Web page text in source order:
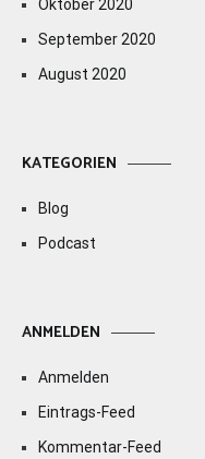
Oktober 2020
September 2020
August 2020
KATEGORIEN
Blog
Podcast
ANMELDEN
Anmelden
Eintrags-Feed
Kommentar-Feed